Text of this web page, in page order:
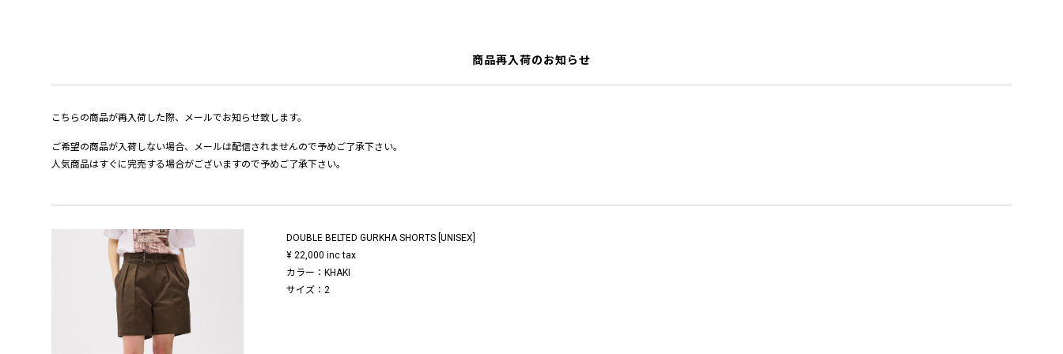
商品再入荷のお知らせ
こちらの商品が再入荷した際、メールでお知らせ致します。
ご希望の商品が入荷しない場合、メールは配信されませんので予めご了承下さい。
人気商品はすぐに完売する場合がございますので予めご了承下さい。
DOUBLE BELTED GURKHA SHORTS [UNISEX]
¥ 22,000 inc tax
カラー：KHAKI
サイズ：2